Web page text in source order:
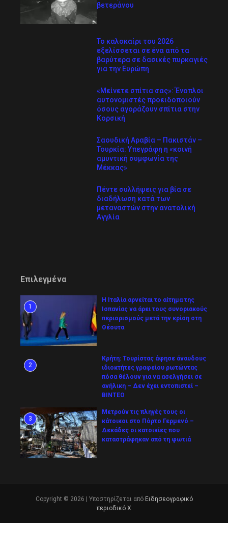
βετεράνου
Το καλοκαίρι του 2026
εξελίσσεται σε ένα από τα
βαρύτερα σε δασικές πυρκαγιές
για την Ευρώπη
«Μείνετε σπίτια σας»: Ένοπλοι
αυτονομιστές προειδοποιούν
όσους αγοράζουν σπίτια στην
Κορσική
Σαουδική Αραβία – Πακιστάν –
Τουρκία: Υπεγράφη η «κοινή
αμυντική συμφωνία της
Μέκκας»
Πέντε συλλήψεις για βία σε
διαδήλωση κατά των
μεταναστών στην ανατολική
Αγγλία
Επιλεγμένα
1
Η Ιταλία αρνείται το αίτημα της
Ισπανίας να άρει τους συνοριακούς
περιορισμούς μετά την κρίση στη
Θέουτα
2
Κρήτη: Τουρίστας άφησε άναυδους
ιδιοκτήτες γραφείου ρωτώντας
πόσα θέλουν για να ασελγήσει σε
ανήλικη – Δεν έχει εντοπιστεί –
ΒΙΝΤΕΟ
3
Μετρούν τις πληγές τους οι
κάτοικοι στο Πόρτο Γερμενό –
Δεκάδες οι κατοικίες που
καταστράφηκαν από τη φωτιά
Copyright © 2026 | Υποστηρίζεται από Ειδησεογραφικό
περιοδικό Χ